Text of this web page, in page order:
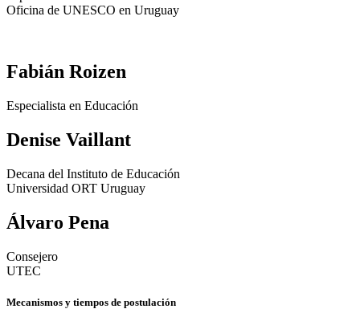
Oficina de UNESCO en Uruguay
Fabián Roizen
Especialista en Educación
Denise Vaillant
Decana del Instituto de Educación
Universidad ORT Uruguay
Álvaro Pena
Consejero
UTEC
Mecanismos y tiempos de postulación